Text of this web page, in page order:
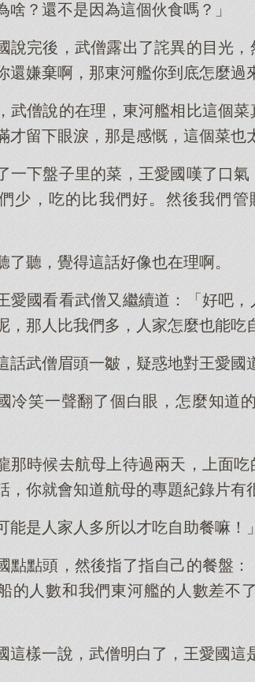
啥？還不是因為這個伙食嗎？」
說完後，武僧露出了詫異的目光
還嫌棄啊，那東河艦你到底怎麼過
武僧說的在理，東河艦相比這個
才留下眼淚，那是感慨，這個菜也
一下盤子里的菜，王愛國嘆了口
少，吃的比我們好。然後我們
了聽，覺得這話好像也在理啊。
愛國看看武僧又繼續道：「好吧
，那人比我們多，人家怎麼也能吃
話武僧眉頭一皺，疑惑地對王愛國
冷笑一聲翻了個白眼，怎麼知道
那時候去航母上待過兩天，上面
，你就會知道航母的專題紀錄片有
能是人家人多所以才吃自助餐嘛！
點點頭，然後指了指自己的餐盤
的人數和我們東河艦的人數差不
這樣一說，武僧明白了，王愛國這